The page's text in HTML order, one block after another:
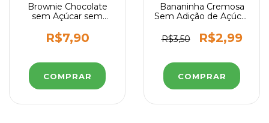
Brownie Chocolate
sem Açúcar sem
R$7,90
Bananinha Cremosa
Sem Adição de Açúcar
R$3,50
R$2,99